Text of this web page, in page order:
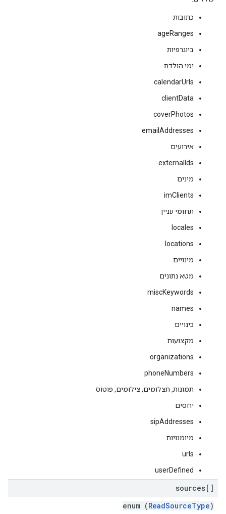
כתובות
ageRanges
ביוגרפיות
ימי הולדת
calendarUrls
clientData
coverPhotos
emailAddresses
אירועים
externalIds
מינים
imClients
תחומי עניין
locales
locations
מינויים
מטא נתונים
miscKeywords
names
כינויים
מקצועות
organizations
phoneNumbers
תמונות, תצלומים, צילומים, פוטוס
יחסים
sipAddresses
מיומנויות
urls
userDefined
sources[]
enum (ReadSourceType)